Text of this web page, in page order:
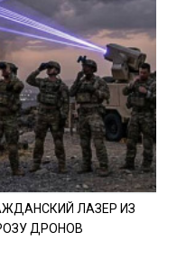
ЛАЗЕР ИЗ
ДРОНОВ